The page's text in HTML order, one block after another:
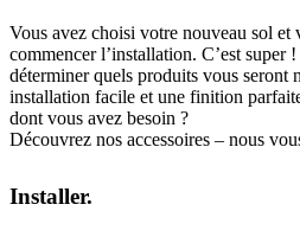
Vous avez choisi votre nouveau sol et
commencer l’installation. C’est super
déterminer quels produits vous seront
installation facile et une finition
dont vous avez besoin ?
Découvrez nos accessoires – nous
Installer.